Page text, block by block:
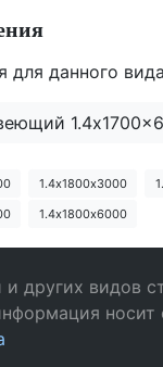
для данного
1.4х1800х3000
1.4х1800х6000
других видов